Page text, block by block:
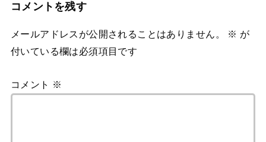
コメントを残す
メールアドレスが公開されることはありません。 ※ が
付いている欄は必須項目です
コメント ※